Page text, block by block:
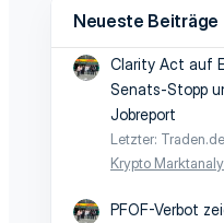
Neueste Beiträge
Clarity Act auf
Senats-Stopp
Jobreport
Letzter:
Krypto
PFOF-Verbot